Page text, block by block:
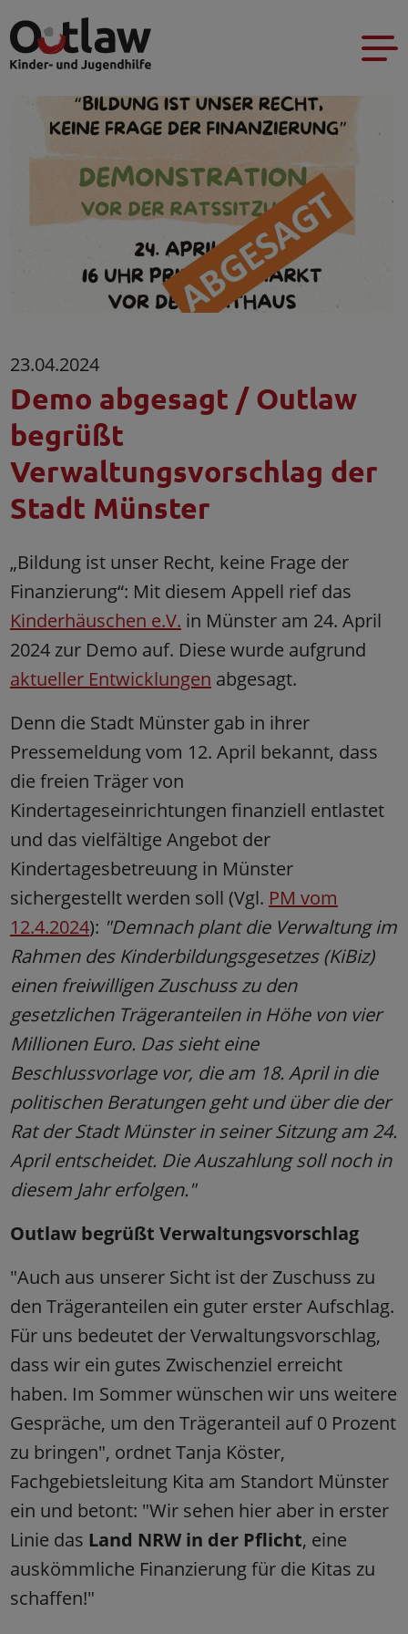
23.04.2024
Demo abgesagt / Outlaw
begrüßt
Verwaltungsvorschlag der
Stadt Münster
„Bildung ist unser Recht, keine Frage der
Finanzierung“: Mit diesem Appell rief das
Kinderhäuschen e.V. in Münster am 24. April
2024 zur Demo auf. Diese wurde aufgrund
aktueller Entwicklungen abgesagt.
Denn die Stadt Münster gab in ihrer
Pressemeldung vom 12. April bekannt, dass
die freien Träger von
Kindertageseinrichtungen finanziell entlastet
und das vielfältige Angebot der
Kindertagesbetreuung in Münster
sichergestellt werden soll (Vgl. PM vom
12.4.2024): "Demnach plant die Verwaltung im
Rahmen des Kinderbildungsgesetzes (KiBiz)
einen freiwilligen Zuschuss zu den
gesetzlichen Trägeranteilen in Höhe von vier
Millionen Euro. Das sieht eine
Beschlussvorlage vor, die am 18. April in die
politischen Beratungen geht und über die der
Rat der Stadt Münster in seiner Sitzung am 24.
April entscheidet. Die Auszahlung soll noch in
diesem Jahr erfolgen."
Outlaw begrüßt Verwaltungsvorschlag
"Auch aus unserer Sicht ist der Zuschuss zu
den Trägeranteilen ein guter erster Aufschlag.
Für uns bedeutet der Verwaltungsvorschlag,
dass wir ein gutes Zwischenziel erreicht
haben. Im Sommer wünschen wir uns weitere
Gespräche, um den Trägeranteil auf 0 Prozent
zu bringen", ordnet Tanja Köster,
Fachgebietsleitung Kita am Standort Münster
ein und betont: "Wir sehen hier aber in erster
Linie das Land NRW in der Pflicht, eine
auskömmliche Finanzierung für die Kitas zu
schaffen!"